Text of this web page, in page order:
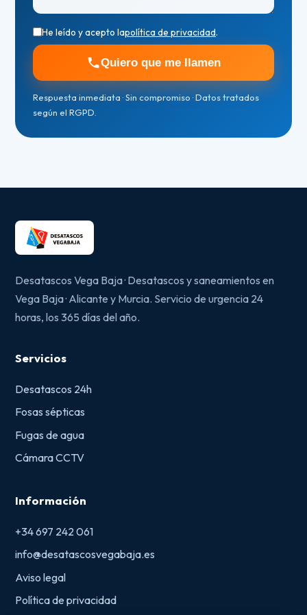
He leído y acepto lapolítica de privacidad.
Quiero que me llamen
Respuesta inmediata · Sin compromiso · Datos tratados
según el RGPD.
Desatascos Vega Baja · Desatascos y saneamientos en
Vega Baja · Alicante y Murcia. Servicio de urgencia 24
horas, los 365 días del año.
Servicios
Desatascos 24h
Fosas sépticas
Fugas de agua
Cámara CCTV
Información
+34 697 242 061
info@desatascosvegabaja.es
Aviso legal
Política de privacidad